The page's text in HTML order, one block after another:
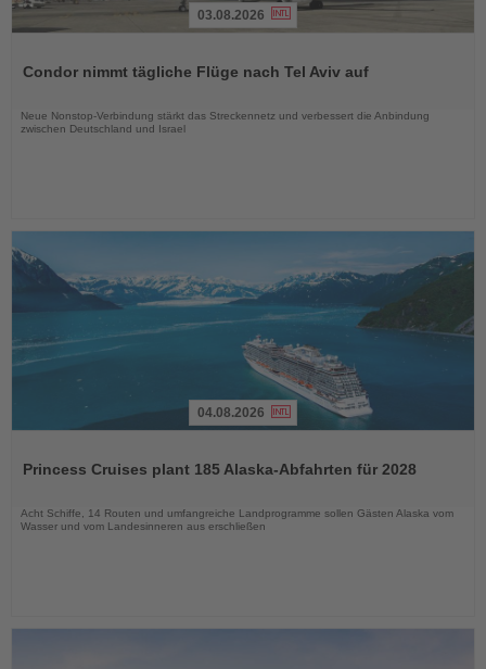
die
03.08.2026
Condor nimmt tägliche Flüge nach Tel Aviv auf
Neue Nonstop-Verbindung stärkt das Streckennetz und verbessert die Anbindung
zwischen Deutschland und Israel
die
04.08.2026
Princess Cruises plant 185 Alaska-Abfahrten für 2028
Acht Schiffe, 14 Routen und umfangreiche Landprogramme sollen Gästen Alaska vom
Wasser und vom Landesinneren aus erschließen